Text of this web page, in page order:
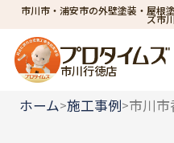
市川市・浦安市の外壁塗装・屋根
ズ市
市川行徳店
ホーム>施工事例>市川